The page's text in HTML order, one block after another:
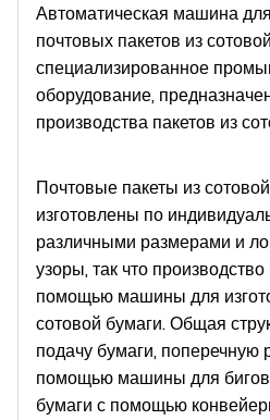
Автоматическая машина
почтовых пакетов из
специализированное
оборудование,
производства пакетов из
Почтовые пакеты из
изготовлены по
различными размерами и
узоры, так что
помощью машины для
сотовой бумаги. Общая
подачу бумаги, поперечную
помощью машины для
бумаги с помощью